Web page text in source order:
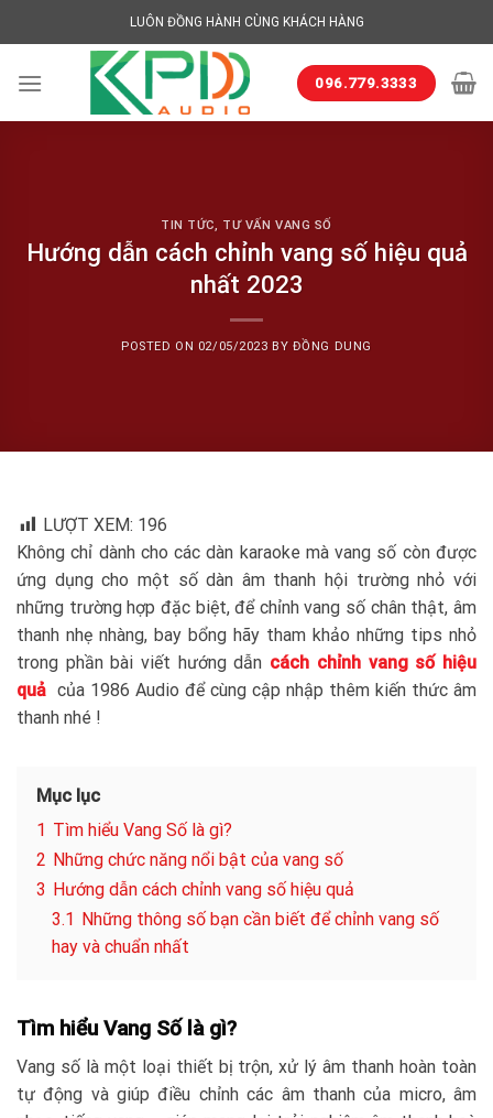
to
LUÔN ĐỒNG HÀNH CÙNG KHÁCH HÀNG
096.779.3333
TIN TỨC, TƯ VẤN VANG SỐ
Hướng dẫn cách chỉnh vang số hiệu quả
nhất 2023
POSTED ON 02/05/2023 BY ĐỒNG DUNG
LƯỢT XEM: 196
Không chỉ dành cho các dàn karaoke mà vang số còn được
ứng dụng cho một số dàn âm thanh hội trường nhỏ với
những trường hợp đặc biệt, để chỉnh vang số chân thật, âm
thanh nhẹ nhàng, bay bổng hãy tham khảo những tips nhỏ
trong phần bài viết hướng dẫn cách chỉnh vang số hiệu
quả của 1986 Audio để cùng cập nhập thêm kiến thức âm
thanh nhé !
Mục lục
1 Tìm hiểu Vang Số là gì?
2 Những chức năng nổi bật của vang số
3 Hướng dẫn cách chỉnh vang số hiệu quả
3.1 Những thông số bạn cần biết để chỉnh vang số
hay và chuẩn nhất
Tìm hiểu Vang Số là gì?
Vang số là một loại thiết bị trộn, xử lý âm thanh hoàn toàn
tự động và giúp điều chỉnh các âm thanh của micro, âm